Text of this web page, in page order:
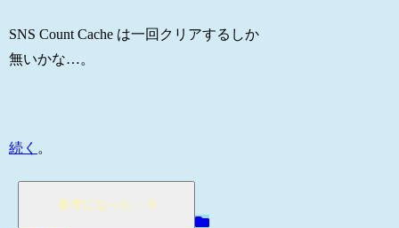
SNS Count Cache は一回クリアするしか
無いかな…。
続く 。